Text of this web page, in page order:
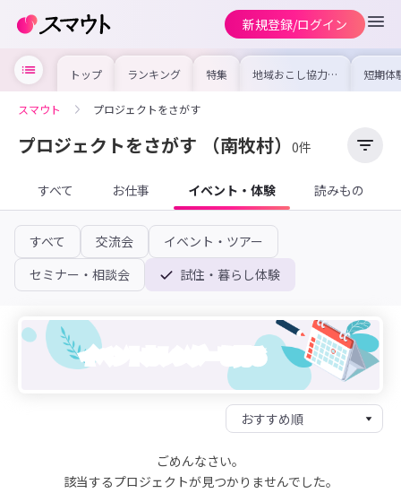
新規登録/ログイン
トップ ランキング 特集 地域おこし協力隊
の求人やイベント
を集めました！仕
けよう
短期体
り〜数
域を知
スマウト プロジェクトをさがす
プロジェクトをさがす （南牧村） 0件
すべて お仕事 イベント・体験 読みもの
すべて 交流会
イベント・ツアー
セミナー・相談会
試住・暮らし体験
イベントカレンダーを見る
ごめんなさい。
該当するプロジェクトが見つかりませんでした。